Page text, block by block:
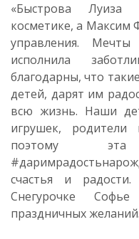
«Быстрова Луиза
косметике, а Максим
управления.
исполнила
благодарны, что
детей, дарят им
всю жизнь. Наши
игрушек, родители
поэтому
счастья и
Снегурочке
праздничных